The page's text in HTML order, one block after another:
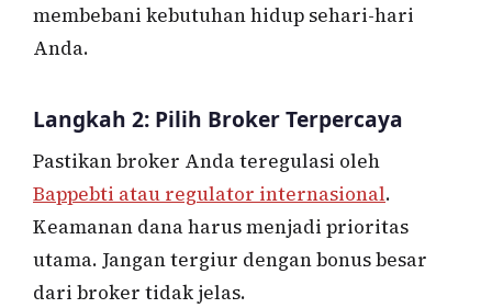
membebani kebutuhan hidup sehari-hari
Anda.
Langkah 2: Pilih Broker Terpercaya
Pastikan broker Anda teregulasi oleh
Bappebti atau regulator internasional.
Keamanan dana harus menjadi prioritas
utama. Jangan tergiur dengan bonus besar
dari broker tidak jelas.